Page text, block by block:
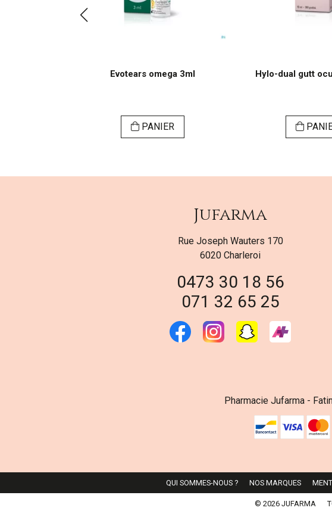
Evotears omega 3ml
PANIER
Hylo-dual gutt
Jufarma
Rue Joseph Wauters 170
6020 Charleroi
0473 30 18 56
071 32 65 25
Pharmacie Jufarma -
QUI SOMMES-NOUS ? NOS MARQUES
© 2026 JUFARMA